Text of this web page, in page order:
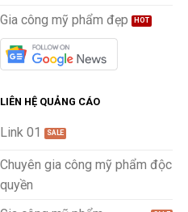
Gia công mỹ phẩm đẹp
LIÊN HỆ QUẢNG CÁO
Link 01
Chuyên gia công mỹ phẩm độc
quyền